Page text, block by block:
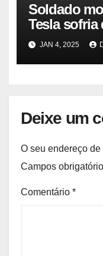
Soldado
Tesla sofria
traumático e
EUA
JAN 4, 2025
Deixe um
O seu endereço
Campos
Comentário *